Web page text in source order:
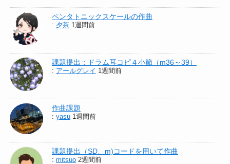
ペンタトニックスケールの作曲
: 夕茶 1週間前
課題提出：ドラム耳コピ４小節（m36～39）
: アールグレイ 1週間前
作曲課題
: yasu 1週間前
課題提出（SD、m)コードを用いて作曲
: mitsuo 2週間前